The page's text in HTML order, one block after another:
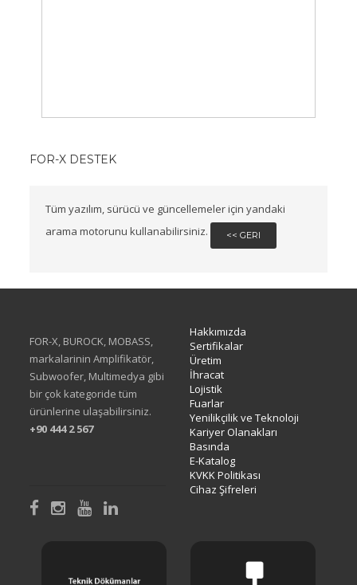
FOR-X DESTEK
Tüm yazılım, sürücü ve güncellemeler için yandaki
arama motorunu kullanabilirsiniz.
<< GERI
FOR-X, BUROCK, MOBASS,
markalarinin Amplifikatör,
Subwoofer, Multimedya gibi
bir çok kategoride tüm
ürünlerine ulaşabilirsiniz.
+90 444 2 567
Hakkımızda
Sertifikalar
Üretim
İhracat
Lojistik
Fuarlar
Yenilikçilik ve Teknoloji
Kariyer Olanakları
Basında
E-Katalog
KVKK Politikası
Cihaz Şifreleri